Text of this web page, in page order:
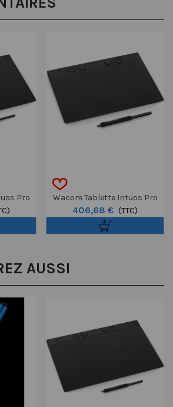
Pro
Wacom Tablette Intuos Pro
Pen M - 2025
406,68 € (TTC)
AUSSI